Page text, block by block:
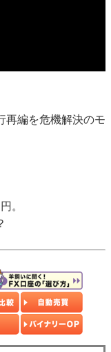
再編を危機解決のモ
。